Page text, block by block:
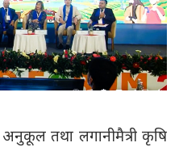
तथा लगानीमैत्री कृषि